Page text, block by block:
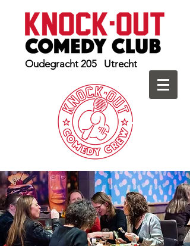
Oudegracht 205 Utrecht